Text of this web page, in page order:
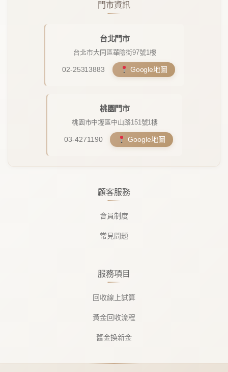
顧客服務
會員制度
常見問題
服務項目
回收線上試算
黃金回收流程
舊金換新金
門市資訊
台北門市
台北市大同區華陰街97號1樓
02-25313883 Google地圖
桃園門市
桃園市中壢區中山路151號1樓
03-4271190 Google地圖